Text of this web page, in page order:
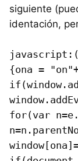
siguiente
identación,
{ona =
for(var